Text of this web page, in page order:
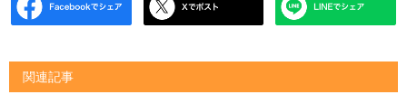
関連記事